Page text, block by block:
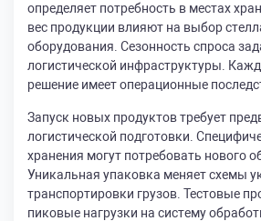
определяет потребность в местах
вес продукции влияют на выбор
оборудования. Сезонность спроса
логистической инфраструктуры.
решение имеет операционные
Запуск новых продуктов требует
логистической подготовки.
хранения могут потребовать нового
Уникальная упаковка меняет схемы
транспортировки грузов. Тестовые
пиковые нагрузки на систему